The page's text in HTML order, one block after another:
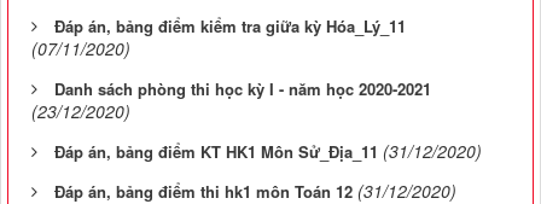
Đáp án, bảng điểm kiểm tra giữa kỳ Hóa_Lý_11
(07/11/2020)
Danh sách phòng thi học kỳ I - năm học 2020-2021
(23/12/2020)
Đáp án, bảng điểm KT HK1 Môn Sử_Địa_11 (31/12/2020)
Đáp án, bảng điểm thi hk1 môn Toán 12 (31/12/2020)